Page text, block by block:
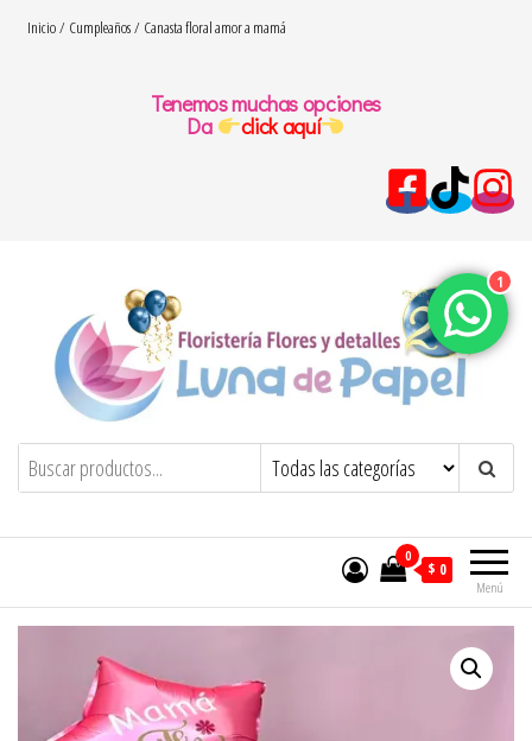
SaltarInicio/ Cumpleaños/ Canasta floral amor a mamá
Tenemos muchas opciones
Da
click aquí
floresydetalles.com.coFlores y detalles – Luna de papel
Menú
0
$ 0
1